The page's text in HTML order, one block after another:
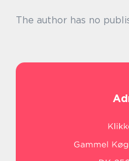
The author has no